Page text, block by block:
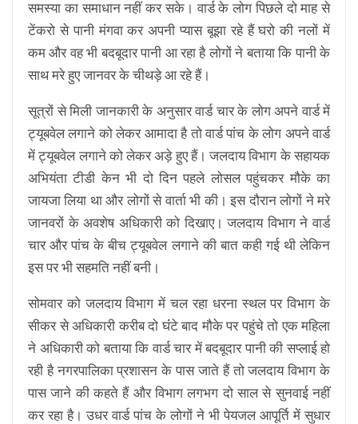
समस्या का समाधान नहीं कर सके। वार्ड के लोग पिछले दो माह से
टेंकरो से पानी मंगवा कर अपनी प्यास बूझा रहे हैं घरो की नलों में
कम और वह भी बदबूदार पानी आ रहा है लोगों ने बताया कि पानी के
साथ मरे हुए जानवर के चीथड़े आ रहे हैं।
सूत्रों से मिली जानकारी के अनुसार वार्ड चार के लोग अपने वार्ड में
ट्यूबवेल लगाने को लेकर आमादा है तो वार्ड पांच के लोग अपने वार्ड
में ट्यूबवेल लगाने को लेकर अड़े हुए हैं। जलदाय विभाग के सहायक
अभियंता टीडी केन भी दो दिन पहले लोसल पहुंचकर मौके का
जायजा लिया था और लोगों से वार्ता भी की। इस दौरान लोगों ने मरे
जानवरों के अवशेष अधिकारी को दिखाए। जलदाय विभाग ने वार्ड
चार और पांच के बीच ट्यूबवेल लगाने की बात कही गई थी लेकिन
इस पर भी सहमति नहीं बनी।
सोमवार को जलदाय विभाग में चल रहा धरना स्थल पर विभाग के
सीकर से अधिकारी करीब दो घंंटे बाद मौके पर पहुंचे तो एक महिला
ने अधिकारी को बताया कि वार्ड चार में बदबूदार पानी की सप्लाई हो
रही है नगरपालिका प्रशासन के पास जाते हैं तो जलदाय विभाग के
पास जाने की कहते हैं और विभाग लगभग दो साल से सुनवाई नहीं
कर रहा है। उधर वार्ड पांच के लोगों ने भी पेयजल आपूर्ति में सुधार